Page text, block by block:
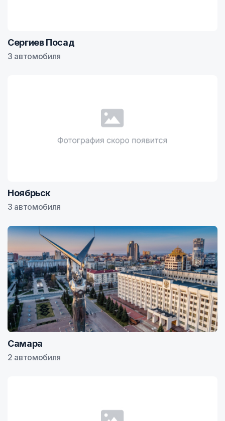
Сергиев Посад
3 автомобиля
Ноябрьск
3 автомобиля
Самара
2 автомобиля